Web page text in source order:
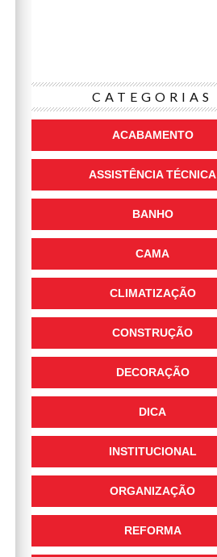
CATEGORIAS
ACABAMENTO
ASSISTÊNCIA TÉCNICA
BANHO
CAMA
CLIMATIZAÇÃO
CONSTRUÇÃO
DECORAÇÃO
DICA
INSTITUCIONAL
ORGANIZAÇÃO
REFORMA